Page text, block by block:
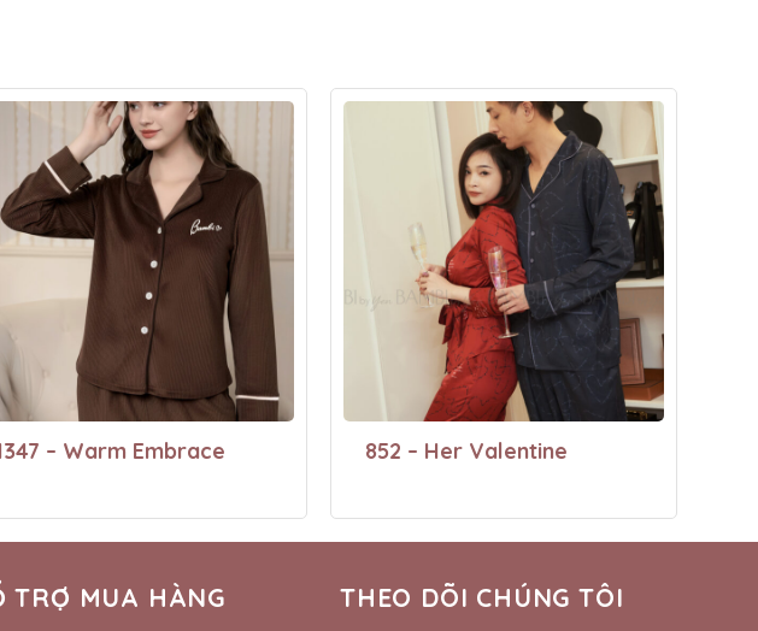
– Warm Embrace 852 – Her Valentine
TRỢ MUA HÀNG THEO DÕI CHÚNG TÔI